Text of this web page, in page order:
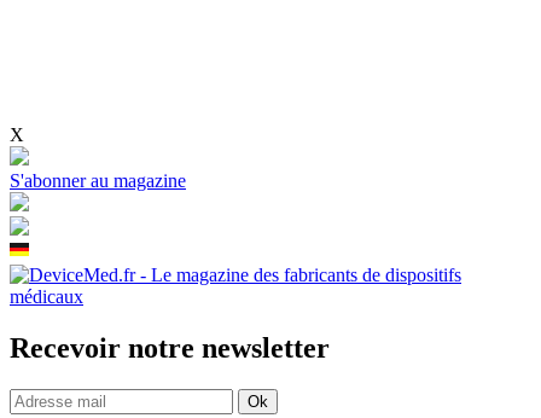
X
S'abonner au magazine
Recevoir notre newsletter